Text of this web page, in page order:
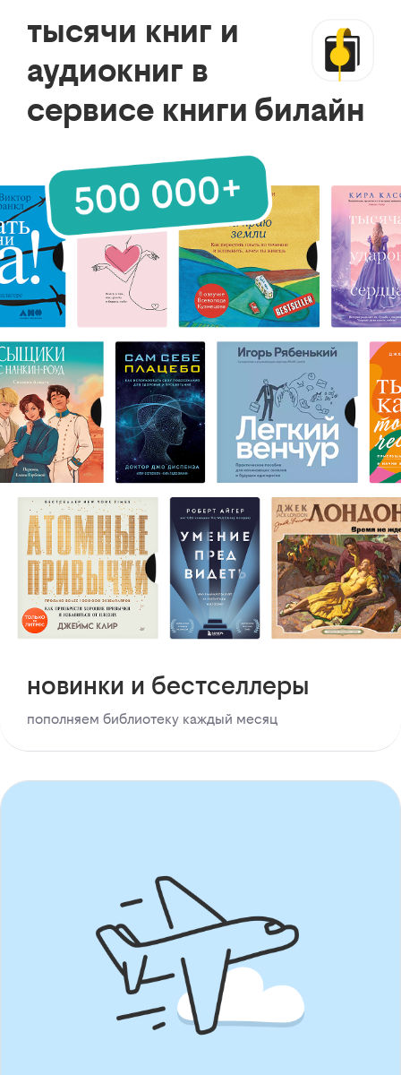
тысячи книг и
аудиокниг в
сервисе книги билайн
новинки и бестселлеры
пополняем библиотеку каждый месяц